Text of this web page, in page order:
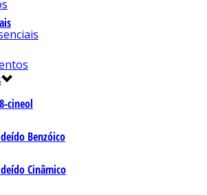
cineol
Benzóico
Cinâmico